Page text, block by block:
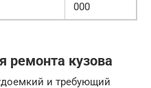
000
ремонта кузова
и требующий